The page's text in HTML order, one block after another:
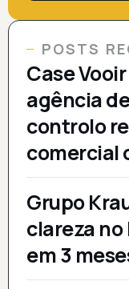
POSTS
Case
agência
controlo
comercial
Grupo
clareza
em 3